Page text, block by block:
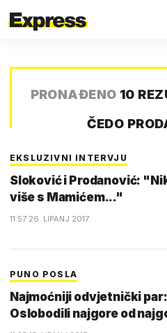
PRONAĐENO 10
ČEDO
EKSLUZIVNI INTERVJU
Sloković i Prodanović:
više s Mamićem..."
11:57 26. LIPANJ 2017.
PUNO POSLA
Najmoćniji odvjetnički par:
Oslobodili najgore od